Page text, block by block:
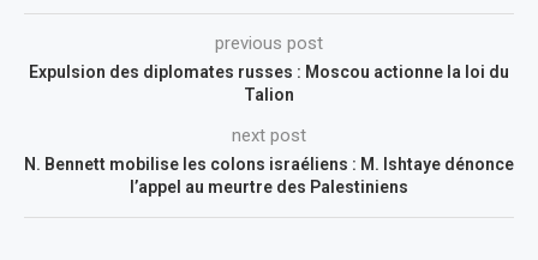
previous post
Expulsion des diplomates russes : Moscou actionne la loi du
Talion
next post
N. Bennett mobilise les colons israéliens : M. Ishtaye dénonce
l’appel au meurtre des Palestiniens